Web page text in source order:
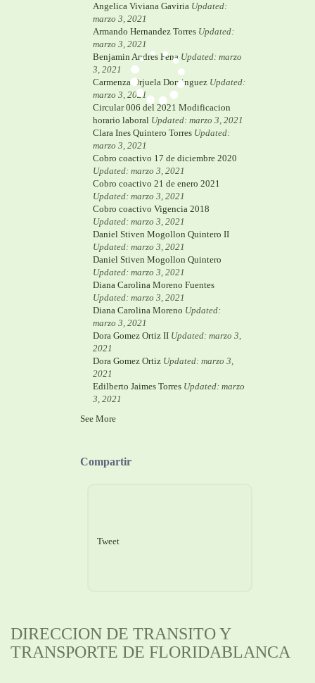
Angelica Viviana Gaviria Updated:
marzo 3, 2021
Armando Hernandez Torres Updated:
marzo 3, 2021
Benjamin Andres Pena Updated: marzo
3, 2021
Carmenza Orjuela Dominguez Updated:
marzo 3, 2021
Circular 006 del 2021 Modificacion
horario laboral Updated: marzo 3, 2021
Clara Ines Quintero Torres Updated:
marzo 3, 2021
Cobro coactivo 17 de diciembre 2020
Updated: marzo 3, 2021
Cobro coactivo 21 de enero 2021
Updated: marzo 3, 2021
Cobro coactivo Vigencia 2018
Updated: marzo 3, 2021
Daniel Stiven Mogollon Quintero II
Updated: marzo 3, 2021
Daniel Stiven Mogollon Quintero
Updated: marzo 3, 2021
Diana Carolina Moreno Fuentes
Updated: marzo 3, 2021
Diana Carolina Moreno Updated:
marzo 3, 2021
Dora Gomez Ortiz II Updated: marzo 3,
2021
Dora Gomez Ortiz Updated: marzo 3,
2021
Edilberto Jaimes Torres Updated: marzo
3, 2021
See More
Compartir
Tweet
DIRECCION DE TRANSITO Y
TRANSPORTE DE FLORIDABLANCA